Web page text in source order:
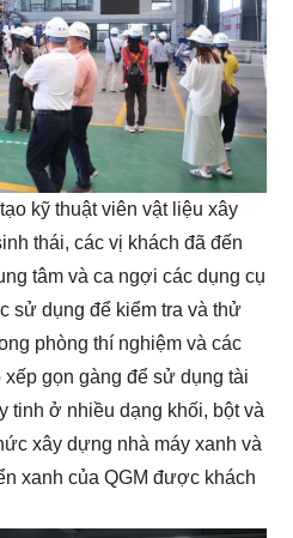
kỹ thuật viên vật liệu xây
thái, các vị khách đã đến
tâm và ca ngợi các dụng cụ
sử dụng để kiểm tra và thử
phòng thí nghiệm và các
gọn gàng để sử dụng tài
tinh ở nhiều dạng khối, bột và
xây dựng nhà máy xanh và
xanh của QGM được khách